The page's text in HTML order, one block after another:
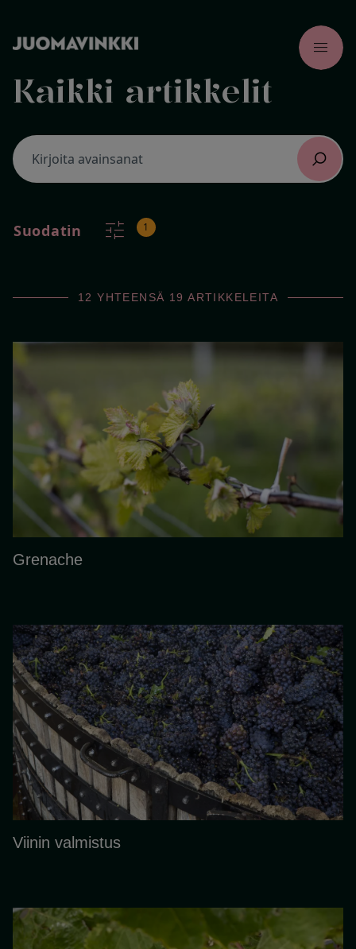
menu
Kaikki artikkelit
Suodatin tune 1
12 YHTEENSÄ 19 ARTIKKELEITA
Grenache
Viinin valmistus